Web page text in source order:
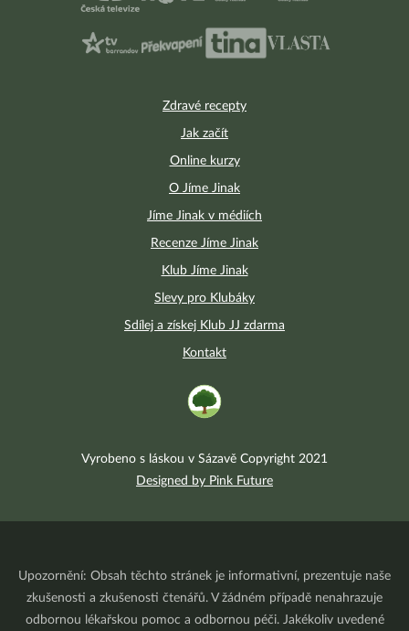
Zdravé recepty
Jak začít
Online kurzy
O Jíme Jinak
Jíme Jinak v médiích
Recenze Jíme Jinak
Klub Jíme Jinak
Slevy pro Klubáky
Sdílej a získej Klub JJ zdarma
Kontakt
Vyrobeno s láskou v Sázavě Copyright 2021
Designed by Pink Future
Upozornění: Obsah těchto stránek je informativní, prezentuje naše
zkušenosti a zkušenosti čtenářů. V žádném případě nenahrazuje
odbornou lékařskou pomoc a odbornou péči. Jakékoliv uvedené